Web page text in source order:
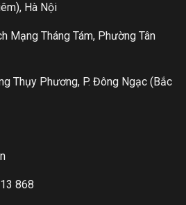
Hà Nội
Mạng Tháng Tám, Phường Tân
Thụy Phương, P. Đông Ngạc (Bắc
868